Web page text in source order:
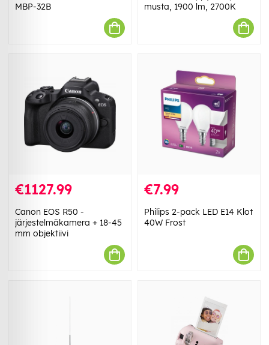
MBP-32B
musta, 1900 lm, 2700K
€1127.99
Canon EOS R50 -
järjestelmäkamera + 18-45
mm objektiivi
€7.99
Philips 2-pack LED E14 Klot
40W Frost